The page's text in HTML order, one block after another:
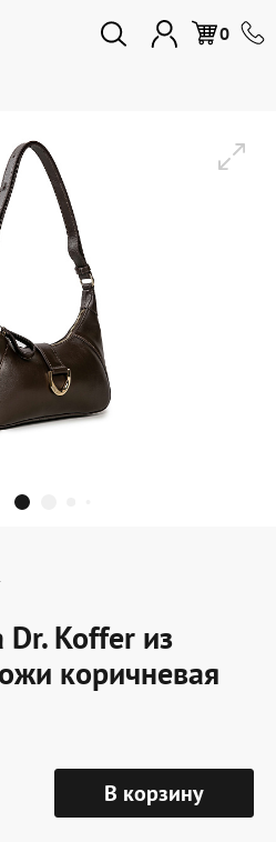
0
Избранное
карты
Koffer из
коричневая
В корзину